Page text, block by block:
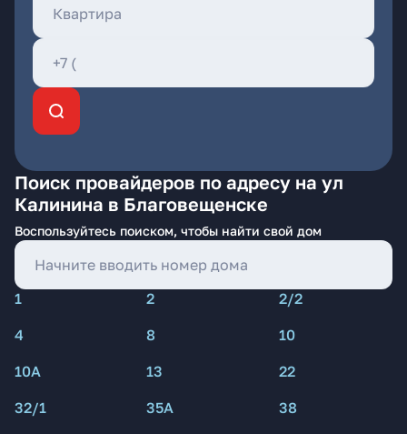
Поиск провайдеров по адресу на ул
Калинина в Благовещенске
Воспользуйтесь поиском, чтобы найти свой дом
1 2
2/2
4
8
10
10А
13
22
32/1
35А
38